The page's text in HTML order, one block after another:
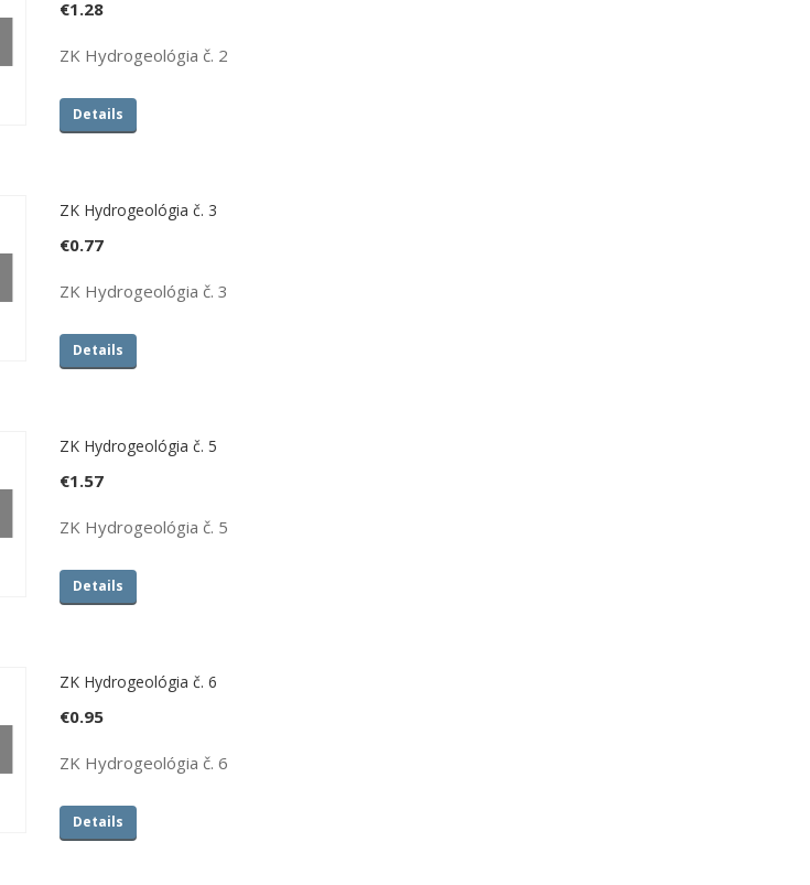
€1.28
ZK Hydrogeológia č. 2
Details
ZK Hydrogeológia č. 3
€0.77
ZK Hydrogeológia č. 3
Details
ZK Hydrogeológia č. 5
€1.57
ZK Hydrogeológia č. 5
Details
ZK Hydrogeológia č. 6
€0.95
ZK Hydrogeológia č. 6
Details